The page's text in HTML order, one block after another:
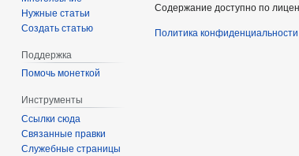
Нужные статьи
Создать статью
Поддержка
Помочь монеткой
Инструменты
Ссылки сюда
Связанные правки
Служебные страницы
Содержание доступно по
Политика конфиденциальности